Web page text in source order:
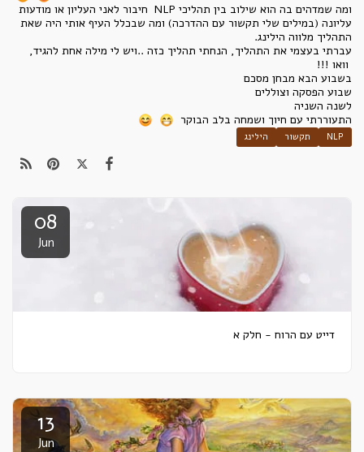
ומה שמדהים בה הוא שילוב בין תהליכי NLP חיבור לאני העליון או מודעות
עליונה (במילים שלי תקשור עם ההדרכה) ומה שבכלל העיף אותי היה שאת
התהליך מלווה הילינג.
עברתי בעצמי את התהליך, הנחתי תהליך כזה ..ויש לי מילה אחת להגיד,
וואו !!!
בשבוע הבא מבחן מסכם
שבוע הפסקה וצוללים
לשנה השניה
התעוררתי עם חיוך ושמחה בלב הבוקר
NLP תקשור הילינג
08
Jun
דייט עם הרוח - חלק א
13
Jun